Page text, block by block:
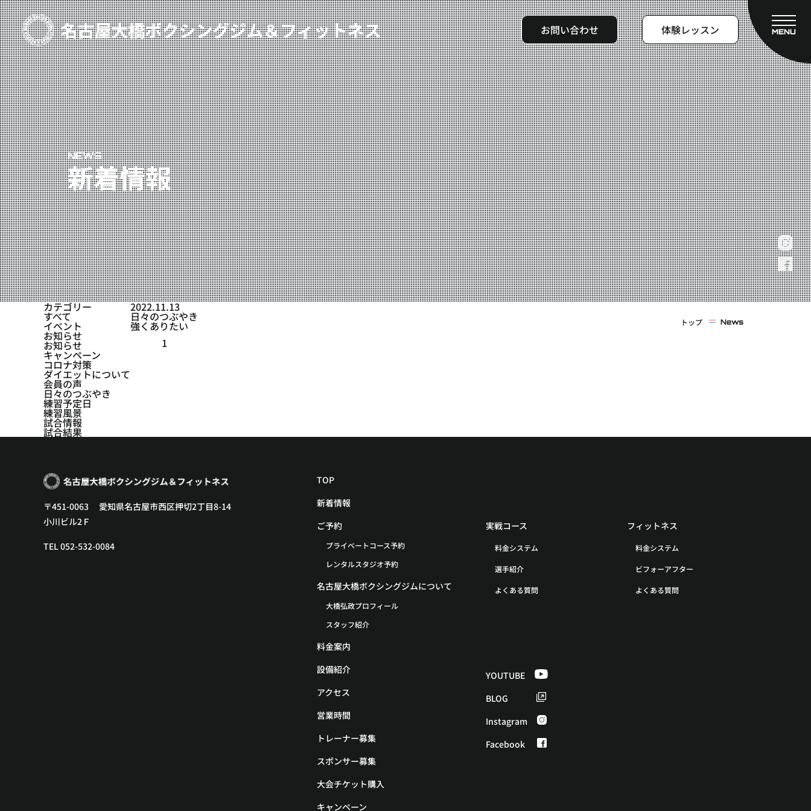
お問い合わせ 体験レッスン
MENU
TOP
新着情報
ご予約
プライベートコース予約
レンタルスタジオ予約
名古屋大橋ボクシングジムについて
大橋弘政プロフィール
スタッフ紹介
料金案内
設備紹介
アクセス
営業時間
トレーナー募集
スポンサー募集
大会チケット購入
キャンペーン
実戦コース
料金システム
選手紹介
よくある質問
フィットネスコース
料金システム
ビフォーアフター
よくある質問
NEWS
新着情報
トップ News
カテゴリー
すべて
イベント
お知らせ
お知らせ
キャンペーン
コロナ対策
ダイエットについて
会員の声
日々のつぶやき
練習予定日
練習風景
試合情報
試合結果
2022.11.13
日々のつぶやき
強くありたい
1
〒451-0063 愛知県名古屋市西区押切2丁目8-14
小川ビル2Ｆ
TEL 052-532-0084
TOP
新着情報
ご予約
プライベートコース予約
レンタルスタジオ予約
名古屋大橋ボクシングジムについて
大橋弘政プロフィール
スタッフ紹介
料金案内
設備紹介
アクセス
営業時間
トレーナー募集
スポンサー募集
大会チケット購入
キャンペーン
実戦コース
料金システム
選手紹介
よくある質問
フィットネス
料金システム
ビフォーアフター
よくある質問
YOUTUBE
BLOG
Instagram
Facebook